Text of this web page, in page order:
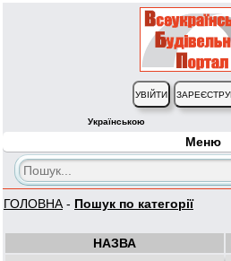
Українською
Меню
ГОЛОВНА - Пошук по категорії
НАЗВА